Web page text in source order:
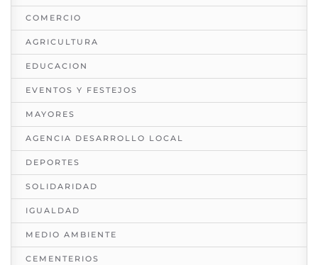
COMERCIO
AGRICULTURA
EDUCACION
EVENTOS Y FESTEJOS
MAYORES
AGENCIA DESARROLLO LOCAL
DEPORTES
SOLIDARIDAD
IGUALDAD
MEDIO AMBIENTE
CEMENTERIOS